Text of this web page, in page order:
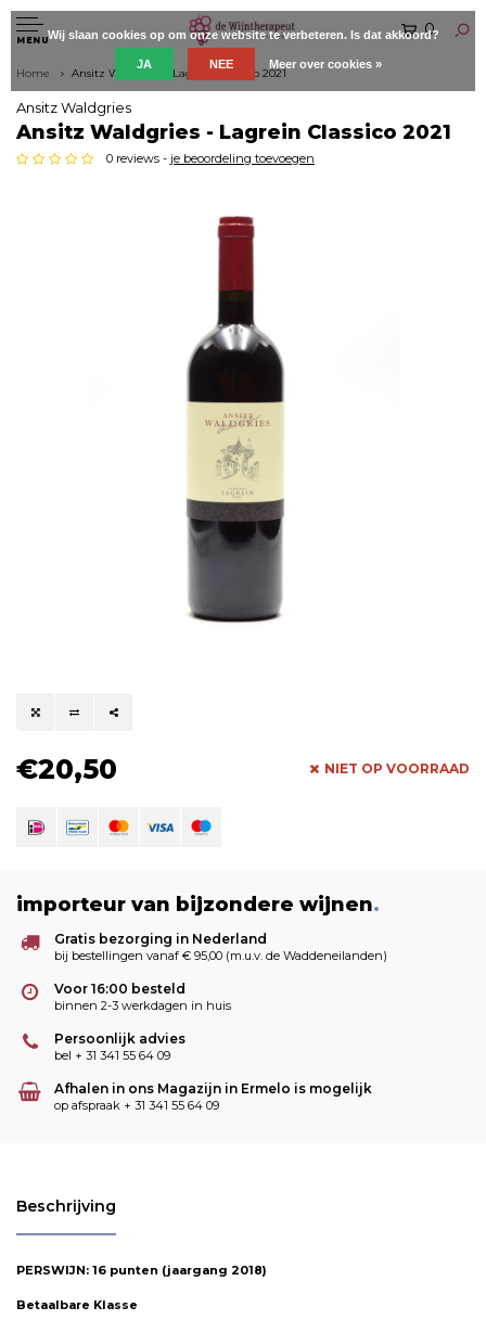
MENU
0
Home Ansitz Waldgries - Lagrein Classico 2021
Ansitz Waldgries
Ansitz Waldgries - Lagrein Classico 2021
0 reviews - je beoordeling toevoegen
€20,50 NIET OP VOORRAAD
importeur van bijzondere wijnen.
Gratis bezorging in Nederland
bij bestellingen vanaf € 95,00 (m.u.v. de Waddeneilanden)
Voor 16:00 besteld
binnen 2-3 werkdagen in huis
Persoonlijk advies
bel + 31 341 55 64 09
Afhalen in ons Magazijn in Ermelo is mogelijk
op afspraak + 31 341 55 64 09
Beschrijving
PERSWIJN: 16 punten (jaargang 2018)
Betaalbare Klasse
Wij slaan cookies op om onze website te verbeteren. Is dat akkoord?
JA NEE Meer over cookies »